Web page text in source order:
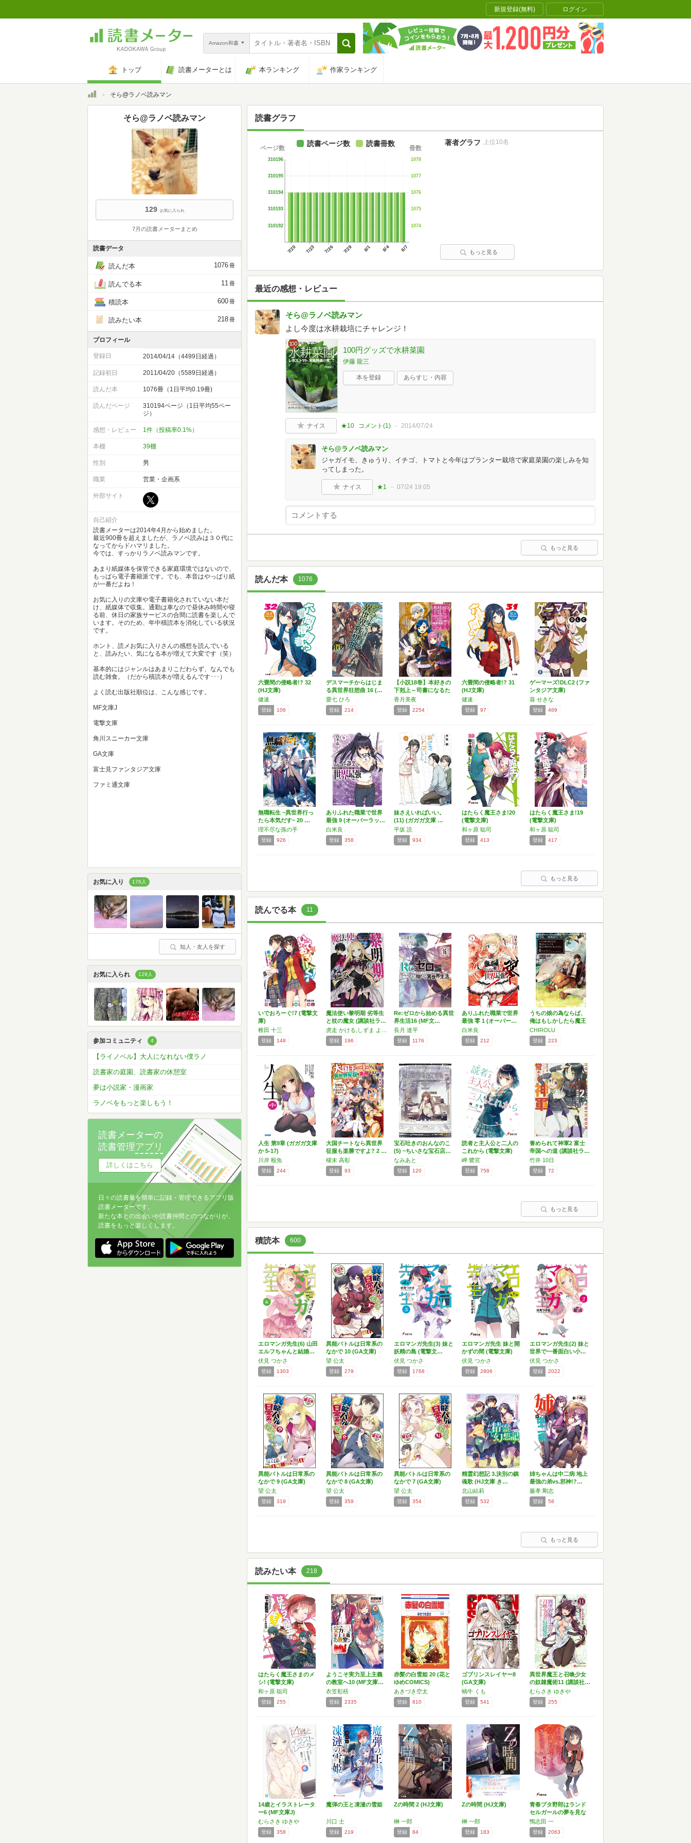
新規登録(無料) ログイン
Amazon和書
トップ 読書メーターとは 本ランキング 作家ランキング
トップそら@ラノベ読みマン
読書グラフ
7/20 7/23 7/26 7/29 8/1 8/4 8/7
310192
310193
310194
310195
310196
ページ数
1074
1075
1076
1077
1078
冊数
読書ページ数 読書冊数 著者グラフ 上位10名
もっと見る
最近の感想・レビュー
そら@ラノベ読みマン
よし今度は水耕栽培にチャレンジ！
100円グッズで水耕菜園
伊藤 龍三
本を登録 あらすじ・内容
ナイス ★10 コメント(1) 2014/07/24
そら@ラノベ読みマン
ジャガイモ、きゅうり、イチゴ、トマトと今年はプランター栽培で家庭菜園の楽しみを知
ってしまった。
ナイス ★1 07/24 19:05
もっと見る
読んだ本 1076
六畳間の侵略者!? 32
(HJ文庫)
健速
登録 106
デスマーチからはじま
る異世界狂想曲 16 (…
愛七 ひろ
登録 214
【小説18巻】本好きの
下剋上～司書になるた
め…
香月美夜
登録 2254
六畳間の侵略者!? 31
(HJ文庫)
健速
登録 97
ゲーマーズ!DLC2 (ファ
ンタジア文庫)
葵 せきな
登録 469
無職転生 ~異世界行っ
たら本気だす~ 20 …
理不尽な孫の手
登録 926
ありふれた職業で世界
最強 9 (オーバーラッ…
白米良
登録 358
妹さえいればいい。
(11) (ガガガ文庫 …
平坂 読
登録 934
はたらく魔王さま!20
(電撃文庫)
和ヶ原 聡司
登録 413
はたらく魔王さま!19
(電撃文庫)
和ヶ原 聡司
登録 417
もっと見る
読んでる本 11
いでおろーぐ!7 (電撃文
庫)
椎田 十三
登録 148
魔法使い黎明期 劣等生
と杖の魔女 (講談社ラ…
登録 196
Re:ゼロから始める異世
界生活16 (MF文…
長月 達平
登録 1176
ありふれた職業で世界
最強 零 1 (オーバー…
白米良
登録 212
うちの娘の為ならば、
俺はもしかしたら魔王
も倒…
CHIROLU
登録 223
人生 第9章 (ガガガ文庫
か 5-17)
川岸 殴魚
登録 244
大国チートなら異世界
征服も楽勝ですよ? 2 …
櫂末 高彰
登録 93
宝石吐きのおんなのこ
(5) ~ちいさな宝石店…
なみあと
登録 120
読者と主人公と二人の
これから (電撃文庫)
岬 鷺宮
登録 758
誉められて神軍2 富士
帝国への道 (講談社ラ…
竹井 10日
登録 72
もっと見る
積読本 600
エロマンガ先生(6) 山田
エルフちゃんと結婚…
伏見 つかさ
登録 1303
異能バトルは日常系の
なかで 10 (GA文庫)
望 公太
登録 279
エロマンガ先生(3) 妹と
妖精の島 (電撃文…
伏見 つかさ
登録 1768
エロマンガ先生 妹と開
かずの間 (電撃文庫)
伏見 つかさ
登録 2806
エロマンガ先生(2) 妹と
世界で一番面白い小…
伏見 つかさ
登録 2022
異能バトルは日常系の
なかで 9 (GA文庫)
望 公太
登録 319
異能バトルは日常系の
なかで 8 (GA文庫)
望 公太
登録 359
異能バトルは日常系の
なかで 7 (GA文庫)
望 公太
登録 354
精霊幻想記 3.決別の鎮
魂歌 (HJ文庫 き…
北山結莉
登録 532
姉ちゃんは中二病 地上
最強の弟vs.邪神!?…
藤孝 剛志
登録 58
もっと見る
読みたい本 218
はたらく魔王さまのメ
シ! (電撃文庫)
和ヶ原 聡司
登録 255
ようこそ実力至上主義
の教室へ10 (MF文庫…
衣笠彰梧
登録 2335
赤髪の白雪姫 20 (花と
ゆめCOMICS)
あきづき空太
登録 810
ゴブリンスレイヤー8
(GA文庫)
蝸牛 くも
登録 541
異世界魔王と召喚少女
の奴隷魔術11 (講談社…
むらさき ゆきや
登録 255
14歳とイラストレータ
ー6 (MF文庫J)
むらさき ゆきや
登録 358
魔弾の王と凍漣の雪姫
川口 士
登録 219
Zの時間 2 (HJ文庫)
榊 一郎
登録 84
Zの時間 (HJ文庫)
榊 一郎
登録 183
青春ブタ野郎はランド
セルガールの夢を見な
い …
鴨志田 一
登録 2063
そら@ラノベ読みマン
129 お気に入られ
7月の読書メーターまとめ
読書データ
読んだ本 1076冊
読んでる本 11冊
積読本 600冊
読みたい本 218冊
プロフィール
登録日 2014/04/14（4499日経過）
記録初日 2011/04/20（5589日経過）
読んだ本 1076冊（1日平均0.19冊)
読んだページ
310194ページ（1日平均55ペー
ジ）
感想・レビュー 1件（投稿率0.1%）
本棚 39棚
性別 男
職業 営業・企画系
外部サイト
自己紹介
読書メーターは2014年4月から始めました。
最近900冊を超えましたが、ラノベ読みは３０代に
なってからドハマリました。
今では、すっかりラノベ読みマンです。
あまり紙媒体を保管できる家庭環境ではないので、
もっぱら電子書籍派です。でも、本音はやっぱり紙
が一番だよね！
お気に入りの文庫や電子書籍化されていない本だ
け、紙媒体で収集。通勤は車なので昼休み時間や寝
る前、休日の家族サービスの合間に読書を楽しんで
います。そのため、年中積読本を消化している状況
です。
ホント、読メお気に入りさんの感想を読んでいる
と、読みたい、気になる本が増えて大変です（笑）
基本的にはジャンルはあまりこだわらず、なんでも
読む雑食。（だから積読本が増えるんです･･･）
よく読む出版社順位は、こんな感じです。
MF文庫J
電撃文庫
角川スニーカー文庫
GA文庫
富士見ファンタジア文庫
ファミ通文庫
お気に入り 176人
知人・友人を探す
お気に入られ 129人
参加コミュニティ 4
【ライノベル】大人になれない僕ラノ
読書家の庭園、読書家の休憩室
夢は小説家・漫画家
ラノベをもっと楽しもう！
読書メーターの
読書管理アプリ
詳しくはこちら
日々の読書量を簡単に記録・管理できるアプリ版
読書メーターです。
新たな本との出会いや読書仲間とのつながりが、
読書をもっと楽しくします。